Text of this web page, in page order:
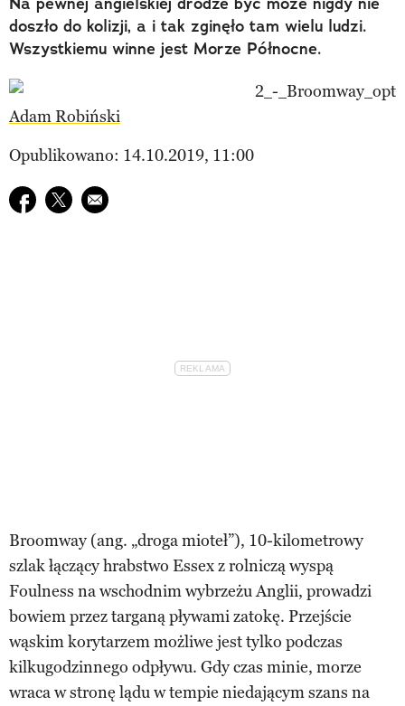
doszło do kolizji, a i tak zginęło tam wielu ludzi.
Wszystkiemu winne jest Morze Północne.
Adam Robiński
Opublikowano: 14.10.2019, 11:00
Udostępnij na facebook
Udostępnij na twitter
E-mail do przyjaciela
Broomway (ang. „droga mioteł”), 10-kilometrowy
szlak łączący hrabstwo Essex z rolniczą wyspą
Foulness na wschodnim wybrzeżu Anglii, prowadzi
bowiem przez targaną pływami zatokę. Przejście
wąskim korytarzem możliwe jest tylko podczas
kilkugodzinnego odpływu. Gdy czas minie, morze
wraca w stronę lądu w tempie niedającym szans na